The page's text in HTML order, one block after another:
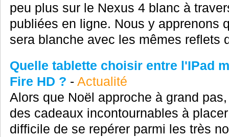
peu plus sur le Nexus 4 blanc à
publiées en ligne. Nous y apprenons
sera blanche avec les mêmes reflets
Quelle tablette choisir entre l'IPad
Fire HD ? - Actualité
Alors que Noël approche à grand
des cadeaux incontournables à
difficile de se repérer parmi les très